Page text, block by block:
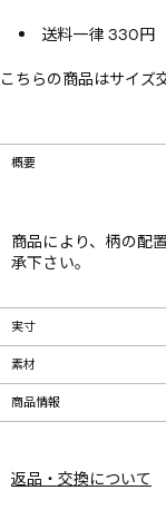
送料一律 330円
こちらの商品はサイズ
概要
商品により、柄の配
承下さい。
実寸
素材
商品情報
返品・交換について